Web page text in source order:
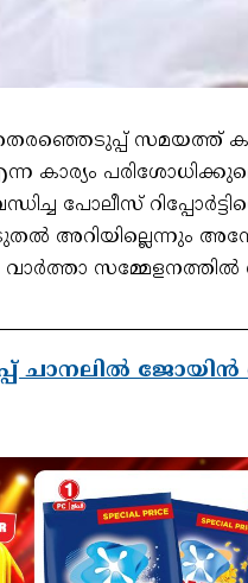
സമയത്ത്
കാര്യം
പോലീസ്
അറിയില്ലെന്നും
വാർത്താ സമ്മേളനത്തിൽ
ചാനലിൽ ജോയിൻ